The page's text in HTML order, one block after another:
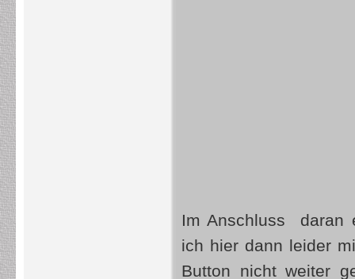
Im Anschluss daran
ich hier dann leider
Button nicht weiter